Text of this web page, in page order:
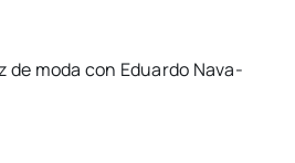
de moda con Eduar­do Nava­